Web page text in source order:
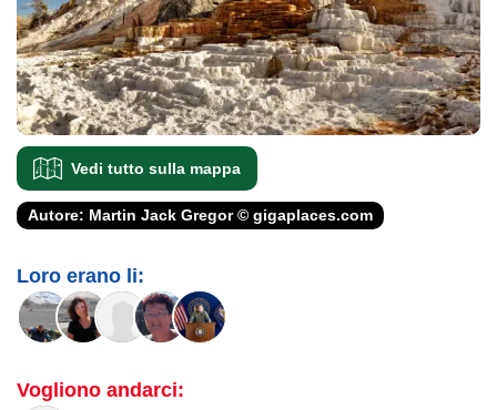
Vedi tutto sulla mappa
Autore: Martin Jack Gregor © gigaplaces.com
Loro erano li:
Vogliono andarci: